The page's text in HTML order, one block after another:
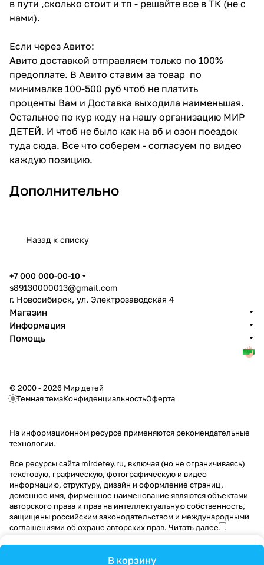
в пути ,сколько стоит и тп - решайте все в ТК (не с
нами).
Если через Авито:
Авито доставкой отправляем только по 100%
предоплате. В Авито ставим за товар по
минималке 100-500 руб чтоб не платить
проценты Вам и Доставка выходила наименьшая.
Остальное по кур коду на нашу организацию МИР
ДЕТЕЙ. И чтоб не было как на вб и озон поездок
туда сюда. Все что соберем - согласуем по видео
каждую позицию.
Дополнительно
Назад к списку
В корзину
+7 000 000-00-10
s89130000013@gmail.com
г. Новосибирск, ул. Электрозаводская 4
Магазин
Информация
Помощь
© 2000 - 2026 Мир детей
Темная темаКонфиденциальностьОферта
На информационном ресурсе применяются рекомендательные
технологии.
Все ресурсы сайта mirdetey.ru, включая (но не ограничиваясь)
текстовую, графическую, фотографическую и видео
информацию, структуру, дизайн и оформление страниц,
доменное имя, фирменное наименование являются объектами
авторского права и прав на интеллектуальную собственность,
защищены российским законодательством и международными
соглашениями об охране авторских прав. Читать далее